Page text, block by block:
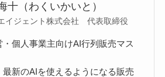
十（わくいかいと）
イジェント株式会社 代表取締役
個人事業主向けAI行列販売マス
新のAIを使えるようになる販売